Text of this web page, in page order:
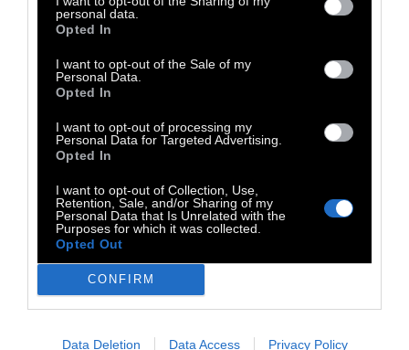
personal data.
Opted In
I want to opt-out of the Sale of my
Personal Data.
Opted In
I want to opt-out of processing my
Personal Data for Targeted Advertising.
Opted In
I want to opt-out of Collection, Use,
Retention, Sale, and/or Sharing of my
Personal Data that Is Unrelated with the
Purposes for which it was collected.
Opted Out
CONFIRM
Data Deletion Data Access Privacy Policy
υπάρχει λόγος το αντίθετο, η βερσιόν στα
Αγγλικά, είναι σαφώς καλύτερη.